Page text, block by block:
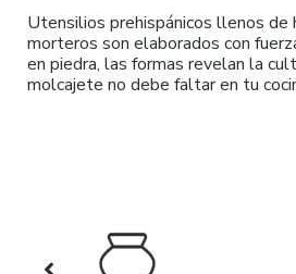
Utensilios prehispánicos llenos de
morteros son elaborados con
en piedra, las formas revelan la
molcajete no debe faltar en tu